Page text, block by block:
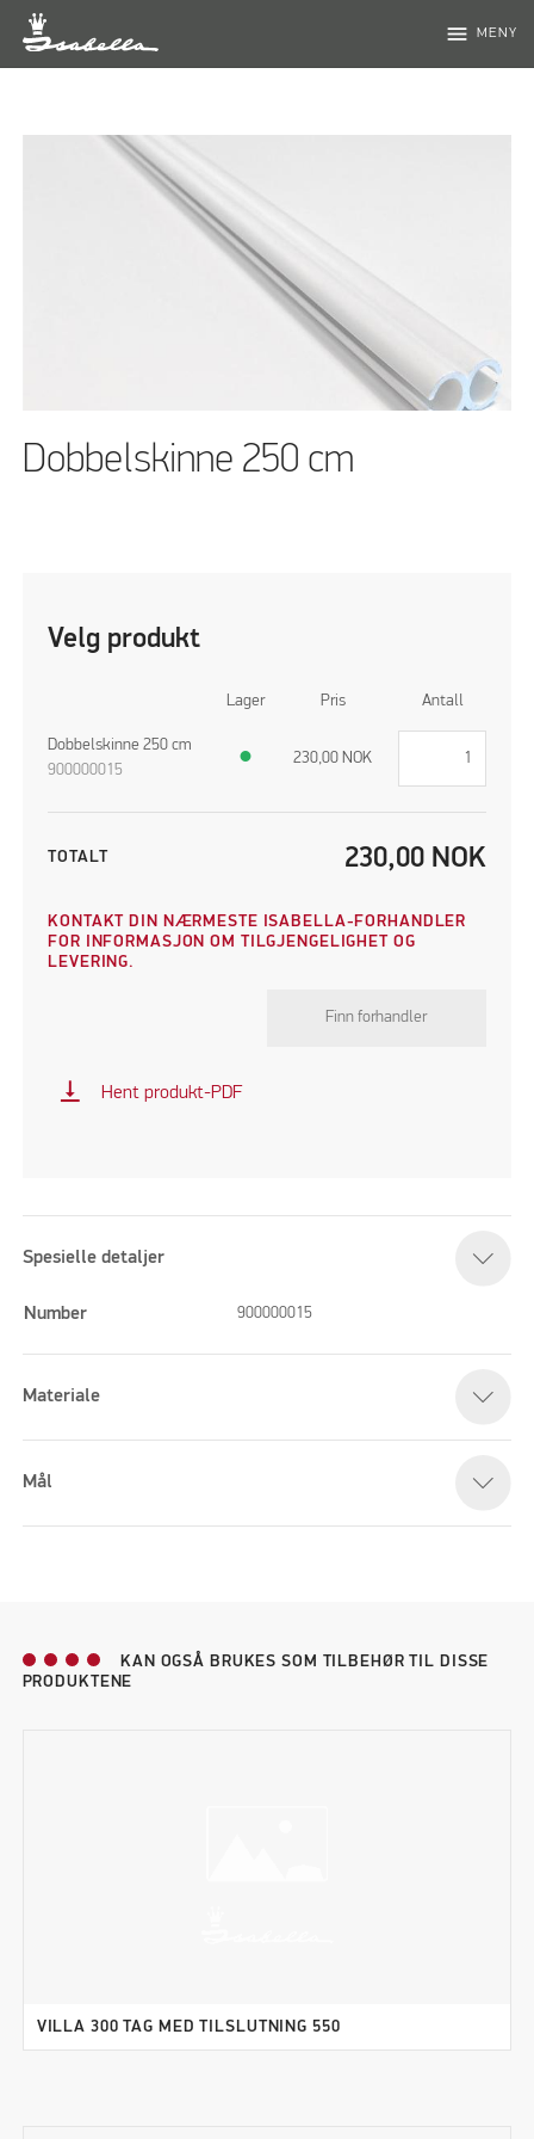
menu MENY
Dobbelskinne 250 cm
Velg produkt
Lager Pris Antall
Dobbelskinne 250 cm
900000015
● 230,00 NOK
TOTALT 230,00 NOK
KONTAKT DIN NÆRMESTE ISABELLA-FORHANDLER
FOR INFORMASJON OM TILGJENGELIGHET OG
LEVERING.
Finn forhandler
vertical_align_bottom Hent produkt-PDF
Spesielle detaljer
Number 900000015
Materiale
Mål
KAN OGSÅ BRUKES SOM TILBEHØR TIL DISSE
PRODUKTENE
VILLA 300 TAG MED TILSLUTNING 550